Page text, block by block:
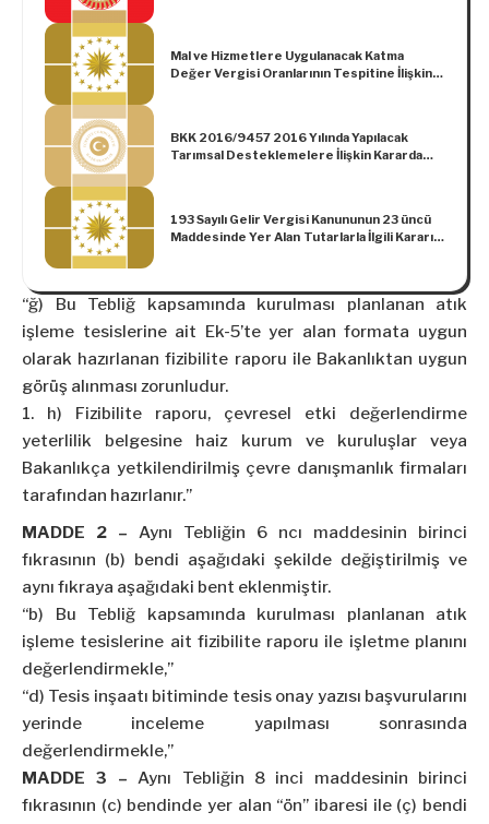
Değişiklik Yapılması Hakkında Kanun
Mal ve Hizmetlere Uygulanacak Katma
Değer Vergisi Oranlarının Tespitine İlişkin
BKK 2016/9457 2016 Yılında Yapılacak
Tarımsal Desteklemelere İlişkin Kararda
193 Sayılı Gelir Vergisi Kanununun 23 üncü
Maddesinde Yer Alan Tutarlarla İlgili Kararın
“ğ) Bu Tebliğ kapsamında kurulması planlanan atık
işleme tesislerine ait Ek-5’te yer alan formata uygun
olarak hazırlanan fizibilite raporu ile Bakanlıktan uygun
görüş alınması zorunludur.
h) Fizibilite raporu, çevresel etki değerlendirme
yeterlilik belgesine haiz kurum ve kuruluşlar veya
Bakanlıkça yetkilendirilmiş çevre danışmanlık firmaları
tarafından hazırlanır.”
MADDE 2 – Aynı Tebliğin 6 ncı maddesinin birinci
fıkrasının (b) bendi aşağıdaki şekilde değiştirilmiş ve
aynı fıkraya aşağıdaki bent eklenmiştir.
“b) Bu Tebliğ kapsamında kurulması planlanan atık
işleme tesislerine ait fizibilite raporu ile işletme planını
değerlendirmekle,”
“d) Tesis inşaatı bitiminde tesis onay yazısı başvurularını
yerinde inceleme yapılması sonrasında
değerlendirmekle,”
MADDE 3 –Aynı Tebliğin 8 inci maddesinin birinci
fıkrasının (c) bendinde yer alan “ön” ibaresi ile (ç) bendi